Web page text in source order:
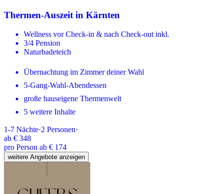
Thermen-Auszeit in Kärnten
Wellness vor Check-in & nach Check-out inkl.
3/4 Pension
Naturbadeteich
Übernachtung im Zimmer deiner Wahl
5-Gang-Wahl-Abendessen
große hauseigene Thermenwelt
5 weitere Inhalte
1-7 Nächte·2 Personen·
ab € 348
pro Person ab € 174
weitere Angebote anzeigen